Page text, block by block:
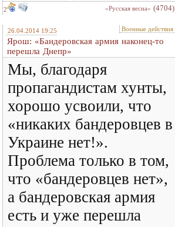
2 «Русская весна» (4704)
26.04.2014 19:25 Военные действия
Ярош: «Бандеровская армия наконец-то
перешла Днепр»
Мы, благодаря
пропагандистам хунты,
хорошо усвоили, что
«никаких бандеровцев в
Украине нет!».
Проблема только в том,
что «бандеровцев нет»,
а бандеровская армия
есть и уже перешла